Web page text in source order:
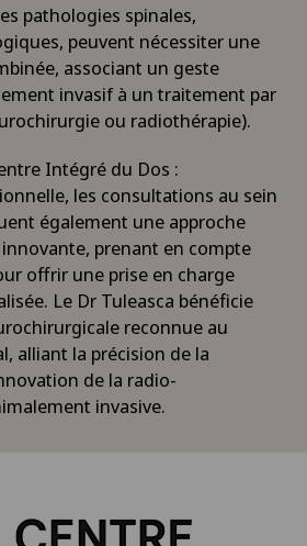
pathologies spinales,
peuvent nécessiter une
associant un geste
invasif à un traitement par
ou radiothérapie).
Intégré du Dos :
les consultations au sein
également une approche
prenant en compte
offrir une prise en charge
Le Dr Tuleasca bénéficie
reconnue au
alliant la précision de la
de la radio-
invasive.